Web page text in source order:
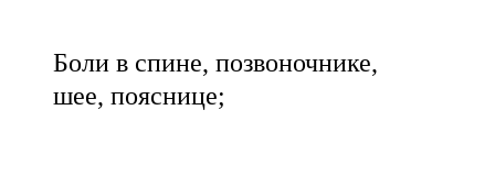
Боли в спине, позвоночнике,
шее, пояснице;